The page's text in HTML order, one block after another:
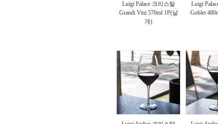
Luigi Palace 크리스탈
Grandi Vini 570ml 1P(낱
개)
Luigi
Goblet